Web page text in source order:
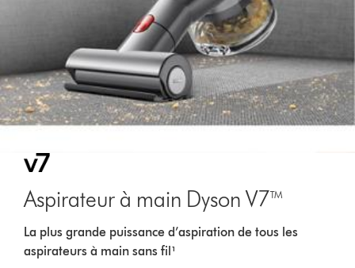
Aspirateur à main Dyson V7™
La plus grande puissance d’aspiration de tous les
aspirateurs à main sans fil¹